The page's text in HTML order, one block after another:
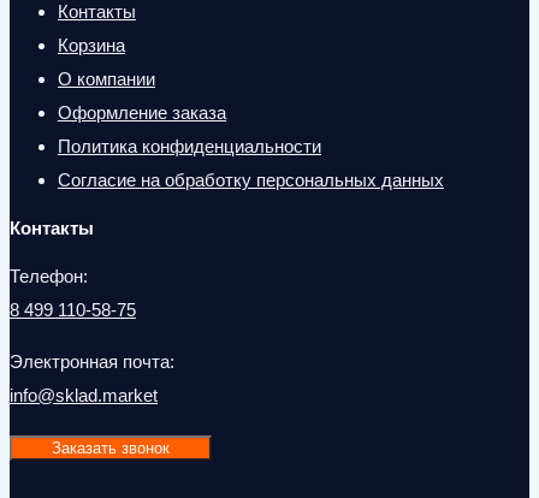
Контакты
Корзина
О компании
Оформление заказа
Политика конфиденциальности
Согласие на обработку персональных данных
Контакты
Телефон:
8 499 110-58-75
Электронная почта:
info@sklad.market
Заказать звонок